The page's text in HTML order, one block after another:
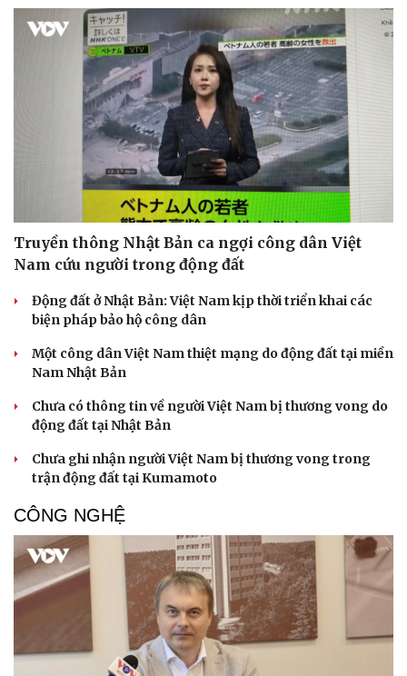
Truyền thông Nhật Bản ca ngợi công dân Việt
Nam cứu người trong động đất
Động đất ở Nhật Bản: Việt Nam kịp thời triển khai các
biện pháp bảo hộ công dân
Một công dân Việt Nam thiệt mạng do động đất tại miền
Nam Nhật Bản
Chưa có thông tin về người Việt Nam bị thương vong do
động đất tại Nhật Bản
Chưa ghi nhận người Việt Nam bị thương vong trong
trận động đất tại Kumamoto
CÔNG NGHỆ